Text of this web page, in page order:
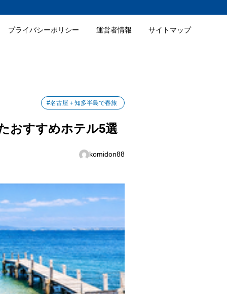
プライバシーポリシー 運営者情報 サイトマップ
#名古屋＋知多半島で春旅
おすすめホテル5選
komidon88